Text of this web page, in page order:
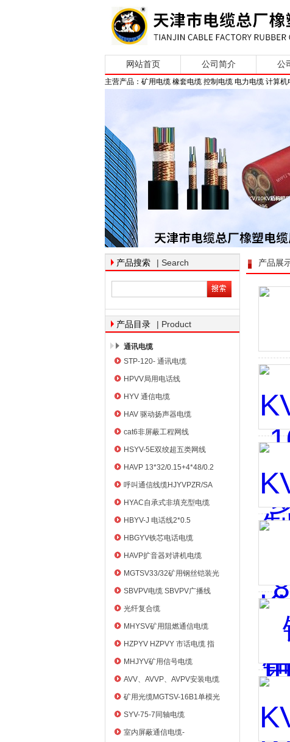
网站首页 公司简介 公
主营产品：矿用电缆 橡套电缆 控制电缆 电力电缆 计算机
产品搜索 | Search
产品目录 | Product
通讯电缆
STP-120- 通讯电缆
HPVV局用电话线
HYV 通信电缆
HAV 驱动扬声器电缆
cat6非屏蔽工程网线
HSYV-5E双绞超五类网线
HAVP 13*32/0.15+4*48/0.2
呼叫通信线缆HJYVPZR/SA
HYAC自承式非填充型电缆
HBYV-J 电话线2*0.5
HBGYV铁芯电话电缆
HAVP扩音器对讲机电缆
MGTSV33/32矿用钢丝铠装光
缆
SBVPV电缆 SBVPV广播线
光纤复合缆
MHYSV矿用阻燃通信电缆
HZPYV HZPVY 市话电缆 指
令通信线
MHJYV矿用信号电缆
AVV、AVVP、AVPV安装电缆
矿用光缆MGTSV-16B1单模光
纤
SYV-75-7同轴电缆
室内屏蔽通信电缆-
产品展